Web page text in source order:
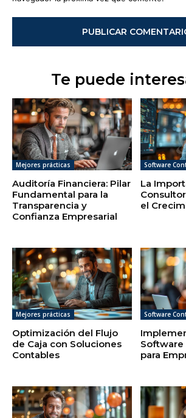
Te puede
Mejores prácticas
Auditoría Financiera: Pilar
Fundamental para la
Transparencia y
Confianza Empresarial
Software
La
el
Mejores prácticas
Optimización del Flujo
de Caja con Soluciones
Contables
Software
Software
para